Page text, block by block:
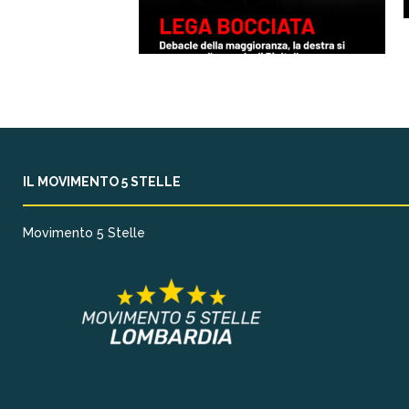
IL MOVIMENTO 5 STELLE
Movimento 5 Stelle